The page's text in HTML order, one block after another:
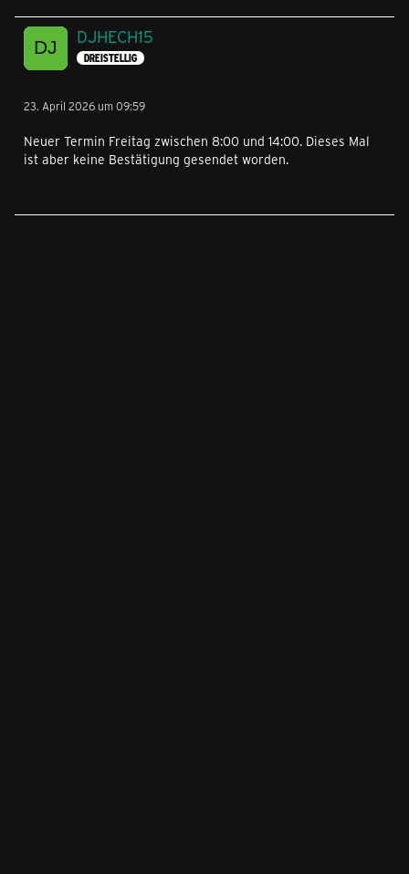
DJHECH15
DREISTELLIG
23. April 2026 um 09:59
Neuer Termin Freitag zwischen 8:00 und 14:00. Dieses Mal
ist aber keine Bestätigung gesendet worden.